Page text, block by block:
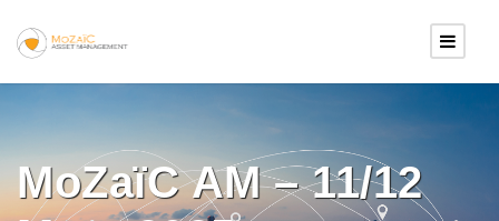
MoZaïC AM – 11/12